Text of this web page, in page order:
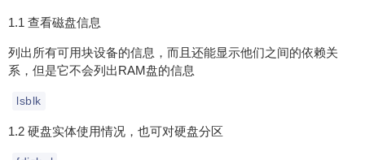
1.1 查看磁盘信息
列出所有可用块设备的信息，而且还能显示他们之间的依赖关
系，但是它不会列出RAM盘的信息
lsblk
1.2 硬盘实体使用情况，也可对硬盘分区